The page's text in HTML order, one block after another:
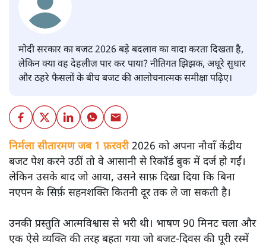
मोदी सरकार का बजट 2026 बड़े बदलाव का वादा करता दिखता है,
लेकिन क्या वह देहलीज़ पार कर पाया? नीतिगत झिझक, अधूरे सुधार
और ठहरे फैसलों के बीच बजट की आलोचनात्मक समीक्षा पढ़िए।
निर्मला सीतारमण जब 1 फ़रवरी2026 को अपना नौवाँ केंद्रीय
बजट पेश करने उठीं तो वे आसानी से रिकॉर्ड बुक में दर्ज हो गईं।
लेकिन उसके बाद जो आया, उसने साफ़ दिखा दिया कि बिना
नएपन के सिर्फ़ सहनशक्ति कितनी दूर तक ले जा सकती है।
उनकी प्रस्तुति आत्मविश्वास से भरी थी। भाषण 90 मिनट चला और
एक ऐसे व्यक्ति की तरह बहता गया जो बजट‑दिवस की पूरी रस्में